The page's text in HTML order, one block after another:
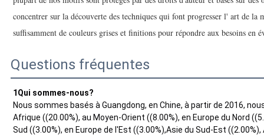
concentrer sur la découverte des techniques qui font progresser l' art de
suffisamment de couleurs grises et finitions pour répondre aux besoins en
Questions fréquentes
1Qui sommes-nous?
Nous sommes basés à Guangdong, en Chine, à partir de 2016,
Afrique ((20.00%), au Moyen-Orient ((8.00%), en Europe du Nord
Sud ((3.00%), en Europe de l'Est ((3.00%),Asie du Sud-Est